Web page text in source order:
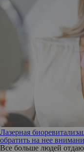
Лазерная
обратить на нее
Все больше людей